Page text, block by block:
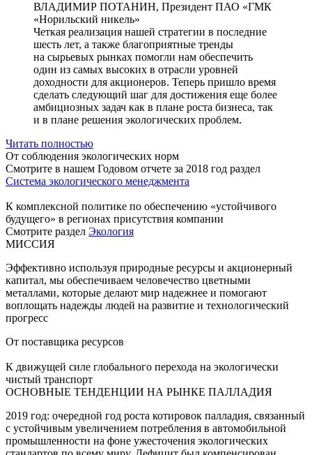
ВЛАДИМИР ПОТАНИН, Президент ПАО «ГМК
«Норильский никель»
Четкая реализация нашей стратегии в последние
шесть лет, а также благоприятные тренды
на сырьевых рынках помогли нам обеспечить
один из самых высоких в отрасли уровней
доходности для акционеров. Теперь пришло время
сделать следующий шаг для достижения еще более
амбициозных задач как в плане роста бизнеса, так
и в плане решения экологических проблем.
Читать полностью
От соблюдения экологических норм
Смотрите в нашем Годовом отчете за 2018 год раздел
Система экологического менеджмента
К комплексной политике по обеспечению «устойчивого
будущего» в регионах присутствия компании
Смотрите раздел Экология
МИССИЯ
Эффективно используя природные ресурсы и акционерный
капитал, мы обеспечиваем человечество цветными
металлами, которые делают мир надежнее и помогают
воплощать надежды людей на развитие и технологический
прогресс
От поставщика ресурсов
К движущей силе глобального перехода на экологически
чистый транспорт
ОСНОВНЫЕ ТЕНДЕНЦИИ НА РЫНКЕ ПАЛЛАДИЯ
2019 год: очередной год роста котировок палладия, связанный
с устойчивым увеличением потребления в автомобильной
промышленности на фоне ужесточения экологических